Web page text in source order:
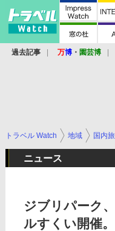
過去記事 万博 ・ 園芸博
トラベル Watch 地域 国内
ニュース
ジブリパーク
ルすくい開催